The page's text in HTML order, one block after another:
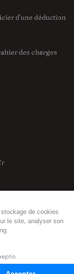
d’une déduction
des charges
All Right
données